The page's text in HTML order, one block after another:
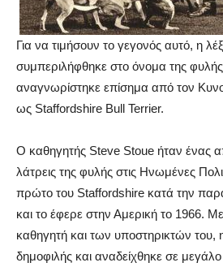
Για να τιμήσουν το γεγονός αυτό, η
συμπεριλήφθηκε στο όνομα της
αναγνωρίστηκε επίσημα από τον
ως Staffordshire Bull Terrier.
Ο καθηγητής Steve Stoue ήταν ένας
λάτρεις της φυλής στις Ηνωμένες
πρώτο του Staffordshire κατά την
και το έφερε στην Αμερική το 1966.
καθηγητή και των υποστηρικτών του,
δημοφιλής και αναδείχθηκε σε